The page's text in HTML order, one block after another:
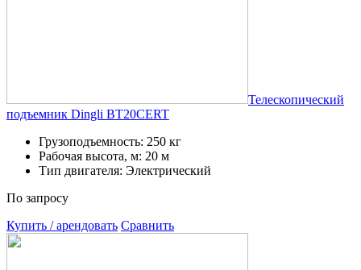
Телескопический
подъемник Dingli BT20CERT
Грузоподъемность: 250 кг
Рабочая высота, м: 20 м
Тип двигателя: Электрический
По запросу
Купить / арендовать Сравнить